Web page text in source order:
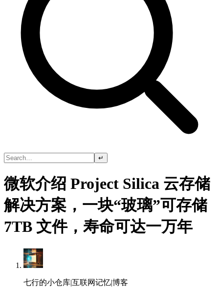
↵
微软介绍 Project Silica 云存储
解决方案，一块“玻璃”可存储
7TB 文件，寿命可达一万年
七行的小仓库|互联网记忆|博客